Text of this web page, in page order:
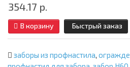
354.17 р.
В корзину Быстрый заказ
заборы из профнастила,